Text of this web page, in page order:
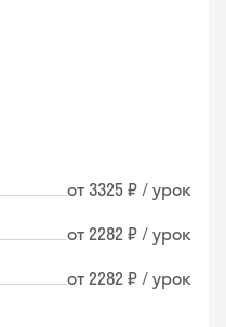
от 3325 ₽ / урок
от 2282 ₽ / урок
от 2282 ₽ / урок